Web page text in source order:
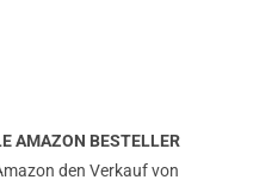
Abgabe eines Kommentars
AMAZON BESTELLER
den Verkauf von